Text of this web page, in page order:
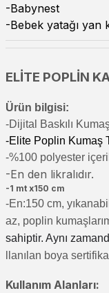
-Babynest
-Bebek yatağı yan
ELİTE POPLİN
Ürün bilgisi:
-Dijital Baskılı
-Elite Poplin Kumaş
-%100 polyester
-En den likralıdır.
-1 mt x150 cm
-En:150 cm,
az, poplin
sahiptir. Aynı
llanılan boya
Kullanım Alanları: